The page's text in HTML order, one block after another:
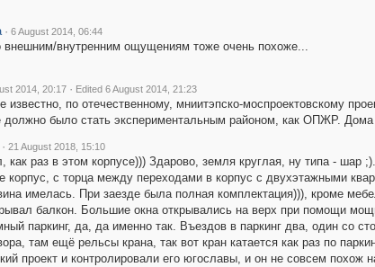
· 6 August 2014, 06:44
внешним/внутренним ощущениям тоже очень похоже...
2014, 20:17 · Edited 6 August 2014, 21:23
известно, по отечественному, мниитэпско-моспроектовскому
должно было стать экспериментальным районом, как ОПЖР.
· 21 August 2018, 15:10
как раз в этом корпусе))) Здарово, земля круглая, ну типа -
корпус, с торца между переходами в корпус с двухэтажными
имелась. При заезде была полная комплектация))), кроме
балкон. Большие окна открывались на верх при помощи
паркинг, да, да именно так. Въездов в паркинг два, один со
там ещё рельсы крана, так вот кран катается как раз по
проект и контролировали его югославы, и он не совсем похож